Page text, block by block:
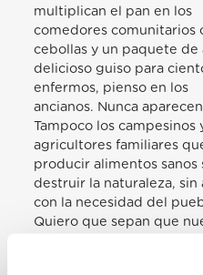
multiplican el pan en los
comedores comunitarios
cebollas y un paquete de
delicioso guiso para
enfermos, pienso en los
ancianos. Nunca
Tampoco los campesinos
agricultores familiares
producir alimentos sanos
destruir la naturaleza, sin
con la necesidad del
Quiero que sepan que